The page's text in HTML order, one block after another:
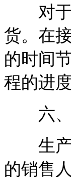
对于
货。在
的时间
程的进
六、
生产
的销售